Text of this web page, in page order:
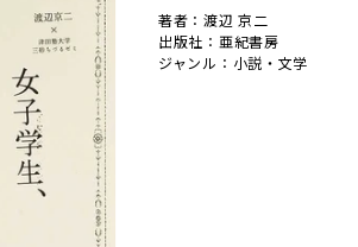
著者：渡辺 京二
出版社：亜紀書房
ジャンル：小説・文学